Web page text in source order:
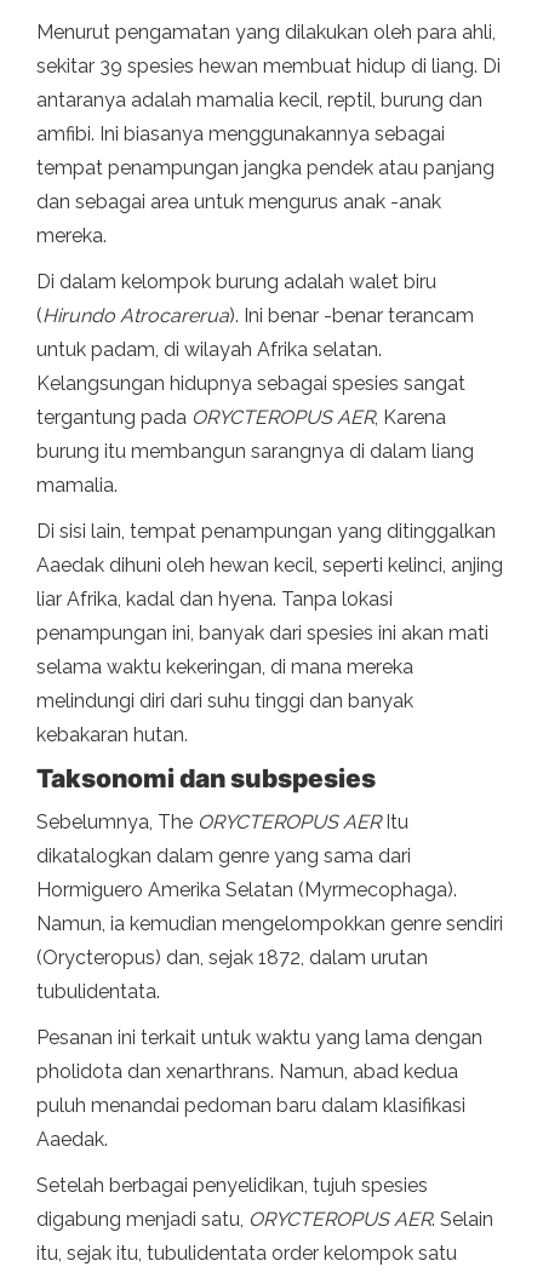
Menurut pengamatan yang dilakukan oleh para ahli,
sekitar 39 spesies hewan membuat hidup di liang. Di
antaranya adalah mamalia kecil, reptil, burung dan
amfibi. Ini biasanya menggunakannya sebagai
tempat penampungan jangka pendek atau panjang
dan sebagai area untuk mengurus anak -anak
mereka.
Di dalam kelompok burung adalah walet biru
(Hirundo Atrocarerua). Ini benar -benar terancam
untuk padam, di wilayah Afrika selatan.
Kelangsungan hidupnya sebagai spesies sangat
tergantung pada ORYCTEROPUS AER, Karena
burung itu membangun sarangnya di dalam liang
mamalia.
Di sisi lain, tempat penampungan yang ditinggalkan
Aaedak dihuni oleh hewan kecil, seperti kelinci, anjing
liar Afrika, kadal dan hyena. Tanpa lokasi
penampungan ini, banyak dari spesies ini akan mati
selama waktu kekeringan, di mana mereka
melindungi diri dari suhu tinggi dan banyak
kebakaran hutan.
Taksonomi dan subspesies
Sebelumnya, The ORYCTEROPUS AERItu
dikatalogkan dalam genre yang sama dari
Hormiguero Amerika Selatan (Myrmecophaga).
Namun, ia kemudian mengelompokkan genre sendiri
(Orycteropus) dan, sejak 1872, dalam urutan
tubulidentata.
Pesanan ini terkait untuk waktu yang lama dengan
pholidota dan xenarthrans. Namun, abad kedua
puluh menandai pedoman baru dalam klasifikasi
Aaedak.
Setelah berbagai penyelidikan, tujuh spesies
digabung menjadi satu, ORYCTEROPUS AER. Selain
itu, sejak itu, tubulidentata order kelompok satu